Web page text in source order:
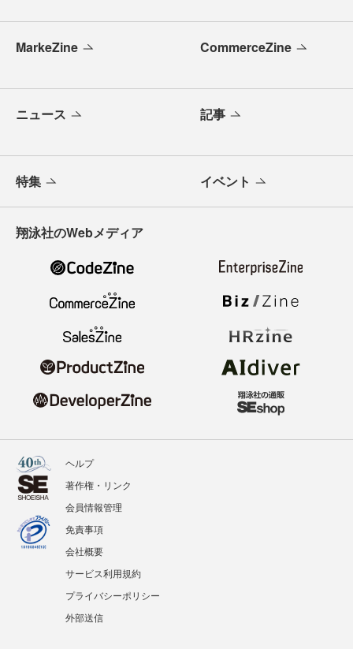
MarkeZine CommerceZine
ニュース 記事
特集 イベント
翔泳社のWebメディア
ヘルプ
著作権・リンク
会員情報管理
免責事項
会社概要
サービス利用規約
プライバシーポリシー
外部送信